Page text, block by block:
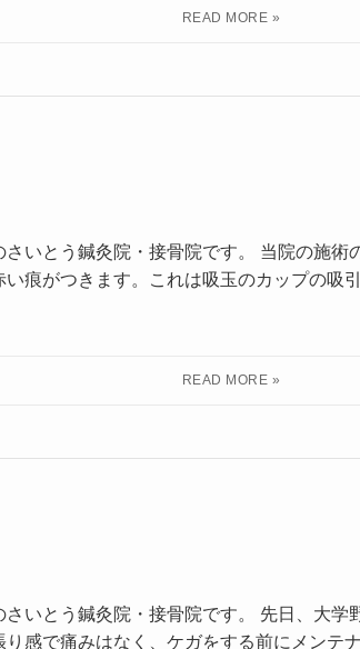
いとう鍼灸院・接骨院です。 当院の施
痕がつきます。これは吸玉のカップの吸
いとう鍼灸院・接骨院です。 先日、大
感で痛みはなく、ケガをする前にメンテ